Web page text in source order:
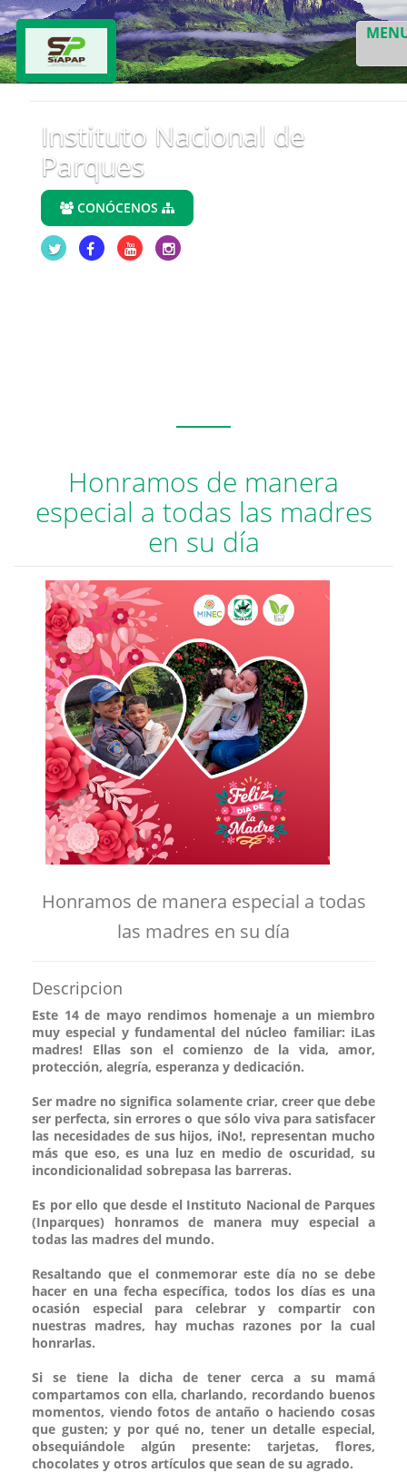
Instituto Nacional de
Parques
CONÓCENOS
Honramos de manera
especial a todas las madres
en su día
Honramos de manera especial a todas
las madres en su día
Descripcion
Este 14 de mayo rendimos homenaje a un miembro
muy especial y fundamental del núcleo familiar: iLas
madres! Ellas son el comienzo de la vida, amor,
protección, alegría, esperanza y dedicación.
Ser madre no significa solamente criar, creer que debe
ser perfecta, sin errores o que sólo viva para satisfacer
las necesidades de sus hijos, iNo!, representan mucho
más que eso, es una luz en medio de oscuridad, su
incondicionalidad sobrepasa las barreras.
Es por ello que desde el Instituto Nacional de Parques
(Inparques) honramos de manera muy especial a
todas las madres del mundo.
Resaltando que el conmemorar este día no se debe
hacer en una fecha específica, todos los días es una
ocasión especial para celebrar y compartir con
nuestras madres, hay muchas razones por la cual
honrarlas.
Si se tiene la dicha de tener cerca a su mamá
compartamos con ella, charlando, recordando buenos
momentos, viendo fotos de antaño o haciendo cosas
que gusten; y por qué no, tener un detalle especial,
obsequiándole algún presente: tarjetas, flores,
chocolates y otros artículos que sean de su agrado.